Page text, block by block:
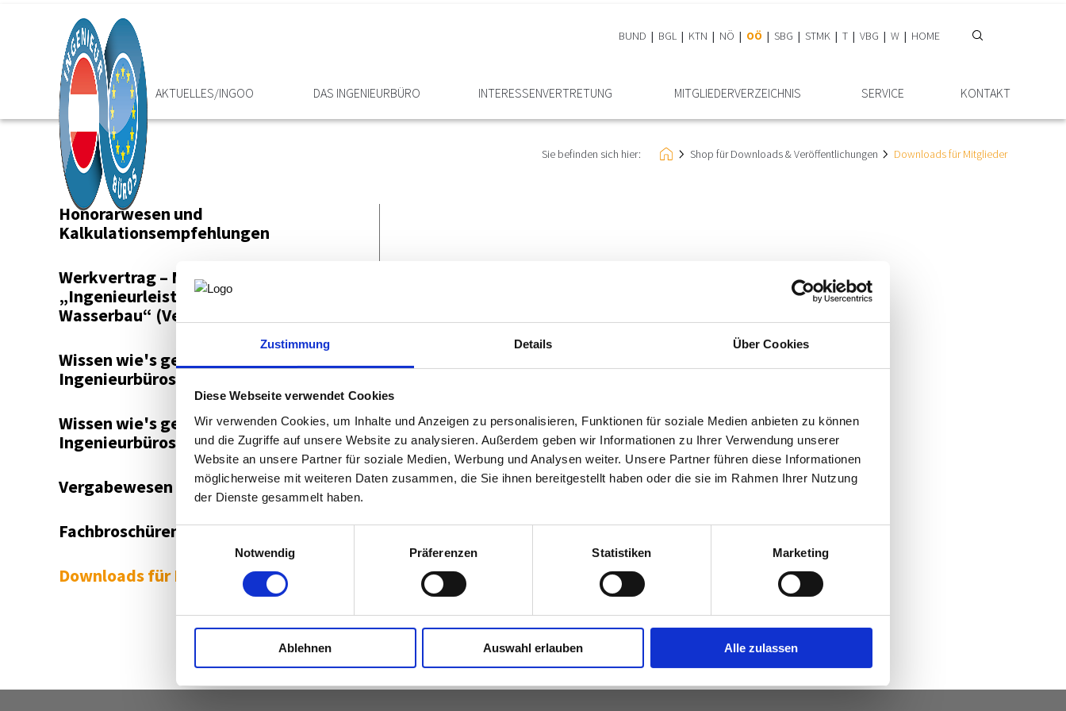
Zustimmung Details Über Cookies
Diese Webseite verwendet Cookies
Wir verwenden Cookies, um Inhalte und Anzeigen zu personalisieren, Funktionen für soziale Medien anbieten zu können
und die Zugriffe auf unsere Website zu analysieren. Außerdem geben wir Informationen zu Ihrer Verwendung unserer
Website an unsere Partner für soziale Medien, Werbung und Analysen weiter. Unsere Partner führen diese Informationen
möglicherweise mit weiteren Daten zusammen, die Sie ihnen bereitgestellt haben oder die sie im Rahmen Ihrer Nutzung
der Dienste gesammelt haben.
Einwilligungsauswahl
Notwendig
Präferenzen Statistiken Marketing
Ablehnen Auswahl erlauben Alle zulassen
BUND BGL KTN NÖ OÖ SBG STMK T VBG W HOME
HOME AKTUELLES/INGOO DAS INGENIEURBÜRO INTERESSEN­VERTRETUNG MITGLIEDER­VERZEICHNIS SERVICE KONTAKT
Sie befinden sich hier: Shop für Downloads & Veröffentlichungen Downloads für Mitglieder
Honorarwesen und
Kalkulationsempfehlungen
Werkvertrag – Muster
„Ingenieurleistungen im
Wasserbau“ (Version 2016)
Wissen wie's gelingt -
Ingenieurbüros-Clip 2014
Wissen wie's gelingt -
Ingenieurbüros-Clip 2013
Vergabewesen
Fachbroschüren
Downloads für Mitglieder